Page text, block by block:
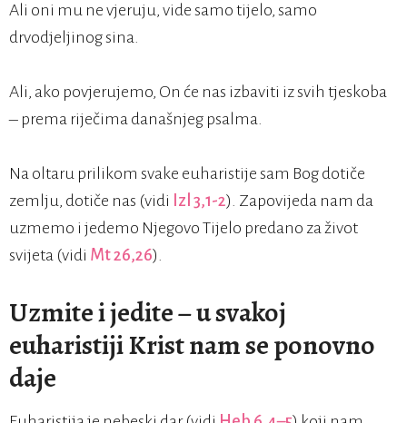
Ali oni mu ne vjeruju, vide samo tijelo, samo
drvodjeljinog sina.
Ali, ako povjerujemo, On će nas izbaviti iz svih tjeskoba
– prema riječima današnjeg psalma.
Na oltaru prilikom svake euharistije sam Bog dotiče
zemlju, dotiče nas (vidi Izl 3,1-2). Zapovijeda nam da
uzmemo i jedemo Njegovo Tijelo predano za život
svijeta (vidi Mt 26,26).
Uzmite i jedite – u svakoj
euharistiji Krist nam se ponovno
daje